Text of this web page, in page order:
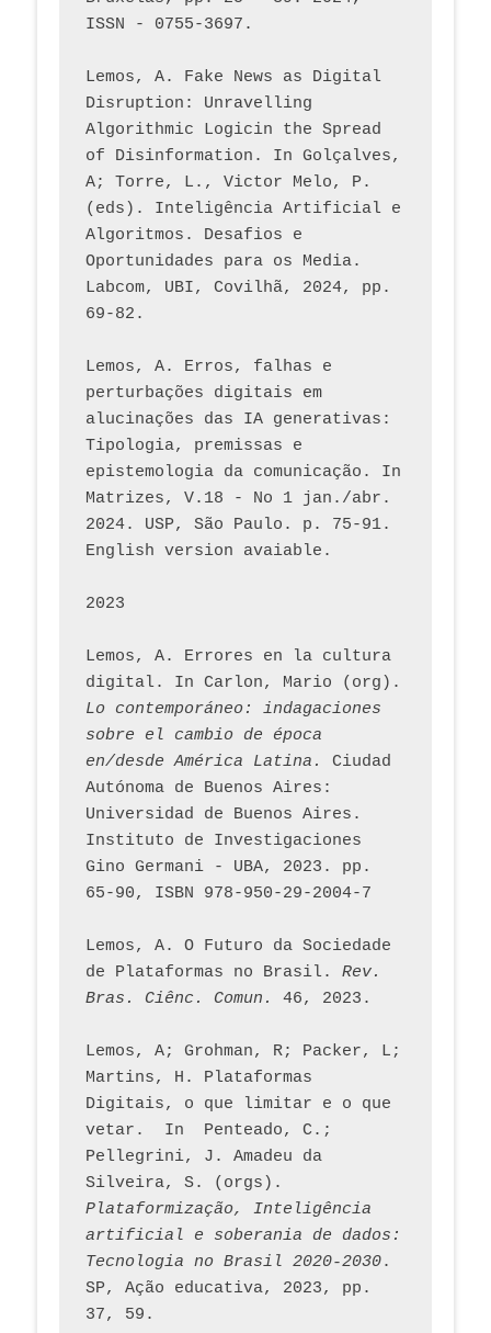
ISSN - 0755-3697.
Lemos, A. Fake News as Digital
Disruption: Unravelling
Algorithmic Logicin the Spread
of Disinformation. In Golçalves,
A; Torre, L., Victor Melo, P.
(eds). Inteligência Artificial e
Algoritmos. Desafios e
Oportunidades para os Media.
Labcom, UBI, Covilhã, 2024, pp.
69-82.
Lemos, A. Erros, falhas e
perturbações digitais em
alucinações das IA generativas:
Tipologia, premissas e
epistemologia da comunicação. In
Matrizes, V.18 - No 1 jan./abr.
2024. USP, São Paulo. p. 75-91.
English version avaiable.
2023
Lemos, A. Errores en la cultura
Lo contemporáneo: indagaciones
sobre el cambio de época
en/desde América Latina.
Ciudad
Autónoma de Buenos Aires:
Universidad de Buenos Aires.
Instituto de Investigaciones
Gino Germani - UBA, 2023. pp.
65-90, ISBN 978-950-29-2004-7
Lemos, A. O Futuro da Sociedade
de Plataformas no Brasil. Rev.
Bras. Ciênc. Comun.
Lemos, A; Grohman, R; Packer, L;
Martins, H. Plataformas
Digitais, o que limitar e o que
vetar.  In  Penteado, C.;
Pellegrini, J. Amadeu da
Plataformização, Inteligência
artificial e soberania de dados:
Tecnologia no Brasil 2020-2030.
SP, Ação educativa, 2023, pp.
37, 59.